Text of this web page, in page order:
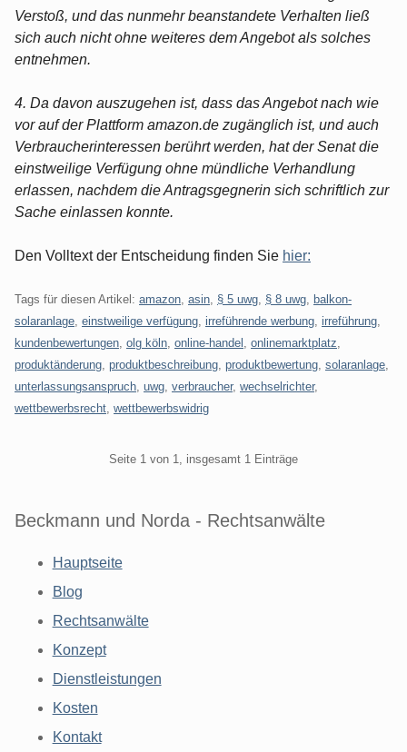
Verstoß, und das nunmehr beanstandete Verhalten ließ
sich auch nicht ohne weiteres dem Angebot als solches
entnehmen.
4. Da davon auszugehen ist, dass das Angebot nach wie
vor auf der Plattform amazon.de zugänglich ist, und auch
Verbraucherinteressen berührt werden, hat der Senat die
einstweilige Verfügung ohne mündliche Verhandlung
erlassen, nachdem die Antragsgegnerin sich schriftlich zur
Sache einlassen konnte.
Den Volltext der Entscheidung finden Sie hier:
Tags für diesen Artikel: amazon asin § 5 uwg § 8 uwg
balkon-
solaranlage einstweilige verfügung irreführende werbung irreführung
kundenbewertungen olg köln online-handel onlinemarktplatz
produktänderung produktbeschreibung produktbewertung solaranlage
unterlassungsanspruch uwg verbraucher, wechselrichter,
wettbewerbsrecht wettbewerbswidrig
Seite 1 von 1, insgesamt 1 Einträge
Beckmann und Norda - Rechtsanwälte
Hauptseite
Blog
Rechtsanwälte
Konzept
Dienstleistungen
Kosten
Kontakt